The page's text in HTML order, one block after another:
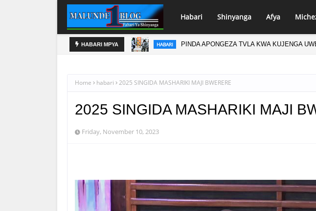
Habari Shinyanga Afya
HABARI MPYA HABARI PINDA APONGEZA TVLA KWA KUJENGA
Home habari 2025 SINGIDA MASHARIKI MAJI BWERERE
2025 SINGIDA MASHARIKI MAJI
Friday, November 10, 2023